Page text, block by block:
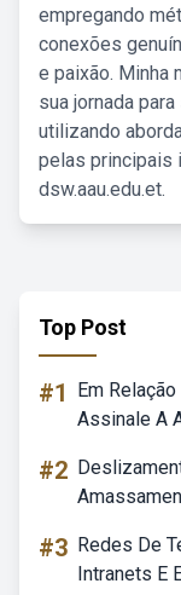
empregando
conexões
e paixão. Minha
sua jornada
utilizando
pelas principais
dsw.aau.edu.et.
Top Post
#1
Em
Assinale A
#2
#3 Redes De
Intranets E